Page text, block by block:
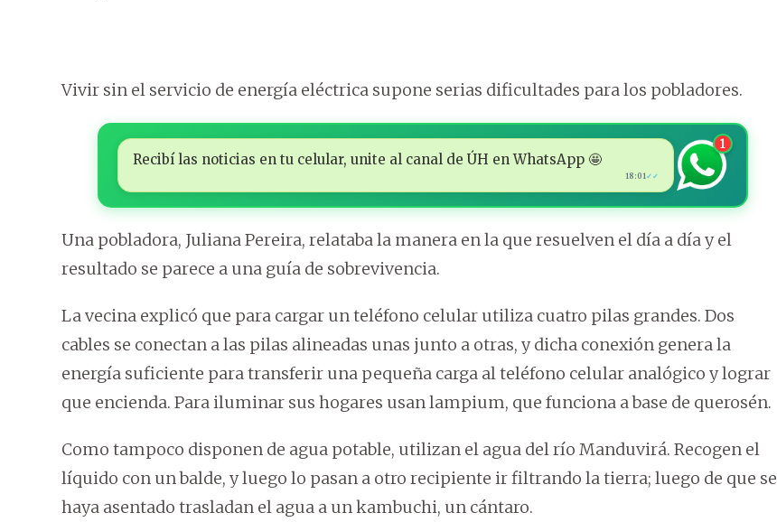
Vivir sin el servicio de energía eléctrica supone serias dificultades para los pobladores.
Recibí las noticias en tu celular, unite al canal de ÚH en WhatsApp 🤩
18:01✓✓
1
Una pobladora, Juliana Pereira, relataba la manera en la que resuelven el día a día y el
resultado se parece a una guía de sobrevivencia.
La vecina explicó que para cargar un teléfono celular utiliza cuatro pilas grandes. Dos
cables se conectan a las pilas alineadas unas junto a otras, y dicha conexión genera la
energía suficiente para transferir una pequeña carga al teléfono celular analógico y lograr
que encienda. Para iluminar sus hogares usan lampium, que funciona a base de querosén.
Como tampoco disponen de agua potable, utilizan el agua del río Manduvirá. Recogen el
líquido con un balde, y luego lo pasan a otro recipiente ir filtrando la tierra; luego de que se
haya asentado trasladan el agua a un kambuchi, un cántaro.